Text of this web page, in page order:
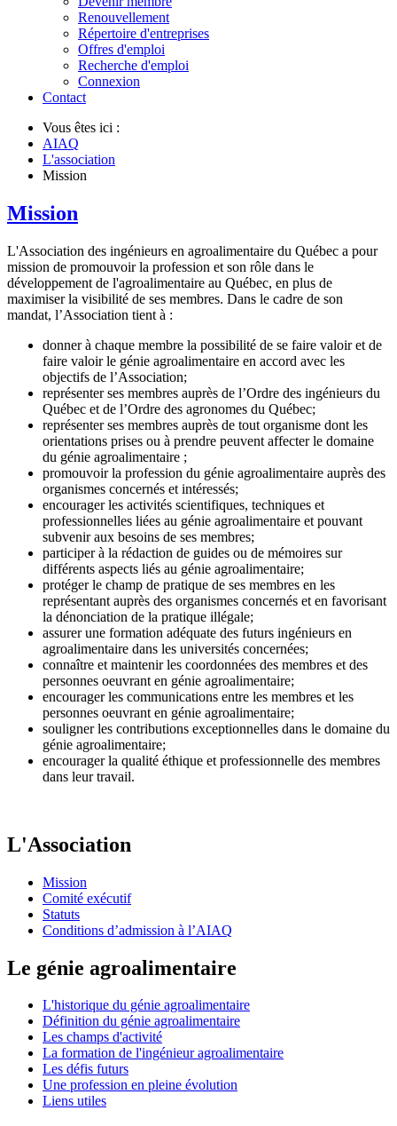
Renouvellement
Répertoire d'entreprises
Offres d'emploi
Recherche d'emploi
Connexion
Contact
Vous êtes ici :
AIAQ
L'association
Mission
Mission
L'Association des ingénieurs en agroalimentaire du Québec a pour
mission de promouvoir la profession et son rôle dans le
développement de l'agroalimentaire au Québec, en plus de
maximiser la visibilité de ses membres. Dans le cadre de son
mandat, l’Association tient à :
donner à chaque membre la possibilité de se faire valoir et de
faire valoir le génie agroalimentaire en accord avec les
objectifs de l’Association;
représenter ses membres auprès de l’Ordre des ingénieurs du
Québec et de l’Ordre des agronomes du Québec;
représenter ses membres auprès de tout organisme dont les
orientations prises ou à prendre peuvent affecter le domaine
du génie agroalimentaire ;
promouvoir la profession du génie agroalimentaire auprès des
organismes concernés et intéressés;
encourager les activités scientifiques, techniques et
professionnelles liées au génie agroalimentaire et pouvant
subvenir aux besoins de ses membres;
participer à la rédaction de guides ou de mémoires sur
différents aspects liés au génie agroalimentaire;
protéger le champ de pratique de ses membres en les
représentant auprès des organismes concernés et en favorisant
la dénonciation de la pratique illégale;
assurer une formation adéquate des futurs ingénieurs en
agroalimentaire dans les universités concernées;
connaître et maintenir les coordonnées des membres et des
personnes oeuvrant en génie agroalimentaire;
encourager les communications entre les membres et les
personnes oeuvrant en génie agroalimentaire;
souligner les contributions exceptionnelles dans le domaine du
génie agroalimentaire;
encourager la qualité éthique et professionnelle des membres
dans leur travail.
L'Association
Mission
Comité exécutif
Statuts
Conditions d’admission à l’AIAQ
Le génie agroalimentaire
L'historique du génie agroalimentaire
Définition du génie agroalimentaire
Les champs d'activité
La formation de l'ingénieur agroalimentaire
Les défis futurs
Une profession en pleine évolution
Liens utiles